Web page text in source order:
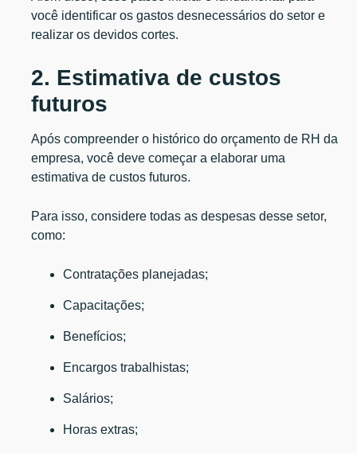
você identificar os gastos desnecessários do setor e
realizar os devidos cortes.
2. Estimativa de custos
futuros
Após compreender o histórico do orçamento de RH da
empresa, você deve começar a elaborar uma
estimativa de custos futuros.
Para isso, considere todas as despesas desse setor,
como:
Contratações planejadas;
Capacitações;
Benefícios;
Encargos trabalhistas;
Salários;
Horas extras;